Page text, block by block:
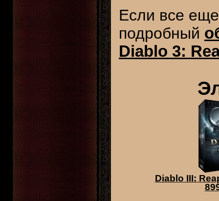
Если все
подробный
Diablo 3:
Diablo III: